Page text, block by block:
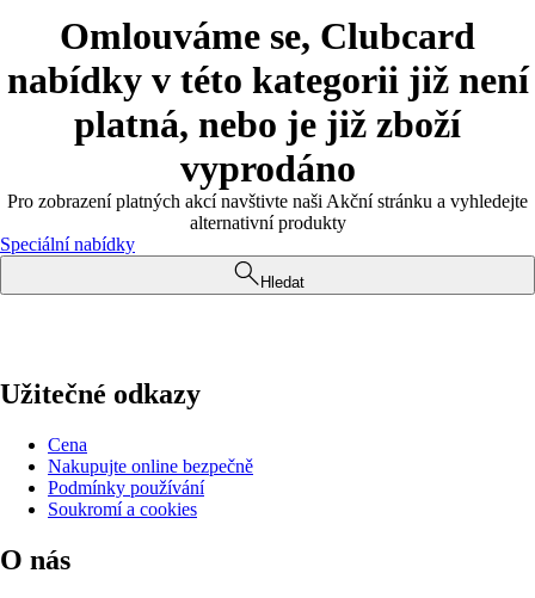
Omlouváme se, Clubcard
nabídky v této kategorii již není
platná, nebo je již zboží
vyprodáno
Pro zobrazení platných akcí navštivte naši Akční stránku a vyhledejte
alternativní produkty
Speciální nabídky
Hledat
Užitečné odkazy
Cena
Nakupujte online bezpečně
Podmínky používání
Soukromí a cookies
O nás